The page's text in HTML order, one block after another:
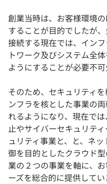
創業当時は、お客様環境
することが目的でしたが
接続する現在では、イン
トワーク及びシステム全
ようにすることが必要不可
そのため、セキュリティ
ンフラを核とした事業の
れるようになり、現在で
止やサイバーセキュリテ
ュリティ事業と、と、ネ
御を目的としたクラウド
業の２つの事業を軸に、
ーズを総合的に提供してい